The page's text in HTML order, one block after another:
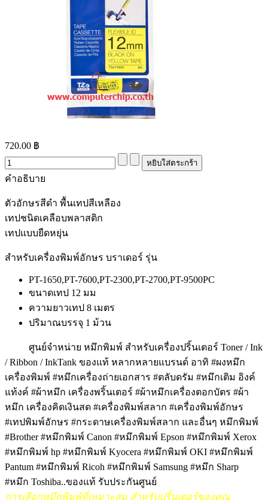
720.00 ฿
คำอธิบาย
ตัวอักษรสีดำ พื้นเทปสีเหลือง
เทปชนิดเคลือบพลาสติก
เทปแบบยืดหยุ่น
สำหรับเครื่องพิมพ์อักษร บราเดอร์ รุ่น
PT-1650,PT-7600,PT-2300,PT-2700,PT-9500PC
ขนาดเทป 12 มม
ความยาวเทป 8 เมตร
ปริมาณบรรจุ 1 ม้วน
ศูนย์จำหน่าย หมึกพิมพ์ สำหรับเครื่องปริ้นเตอร์ Toner / Ink
/ Ribbon / InkTank ของแท้ หลากหลายแบรนด์ อาทิ #ผงหมึก
เครื่องพิมพ์ #หมึกเครื่องถ่ายเอกสาร #ตลับดรัม #หมึกเติม อิงค์
แท้งค์ #ผ้าหมึก เครื่องพริ้นเตอร์ #ผ้าหมึกเครื่องตอกบัตร #ผ้า
หมึก เครื่องคิดเงินสด #เครื่องพิมพ์สลาก #เครื่องพิมพ์อักษร
#เทปพิมพ์อักษร #กระดาษเครื่องพิมพ์สลาก และอื่นๆ หมึกพิมพ์
#Brother #หมึกพิมพ์ Canon #หมึกพิมพ์ Epson #หมึกพิมพ์ Xerox
#หมึกพิมพ์ hp #หมึกพิมพ์ Kyocera #หมึกพิมพ์ OKI #หมึกพิมพ์
Pantum #หมึกพิมพ์ Ricoh #หมึกพิมพ์ Samsung #หมึก Sharp
#หมึก Toshiba..ของแท้ รับประกันศูนย์
การเลือกหมึกพิมพ์ที่เหมาะสม สำหรับปริ้นเตอร์ของคุณ